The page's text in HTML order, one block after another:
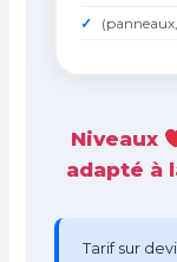
Niveaux
adapté à
Tarif sur